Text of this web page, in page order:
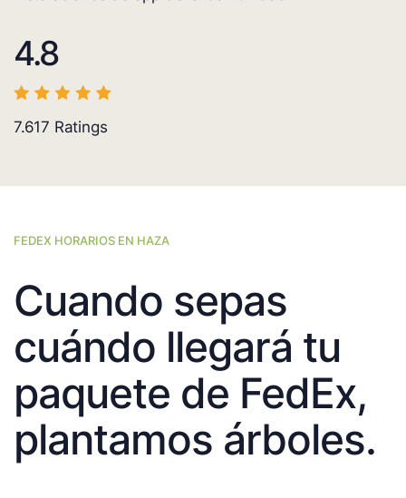
4.8
7.617 Ratings
FEDEX HORARIOS EN HAZA
Cuando sepas
cuándo llegará tu
paquete de FedEx,
plantamos árboles.